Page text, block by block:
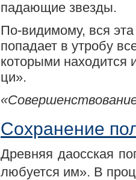
падающие звезды.
По-видимому, вся эта
попадает в утробу
которыми находится
ци».
Сохранение
Древняя даосская
любуется им». В